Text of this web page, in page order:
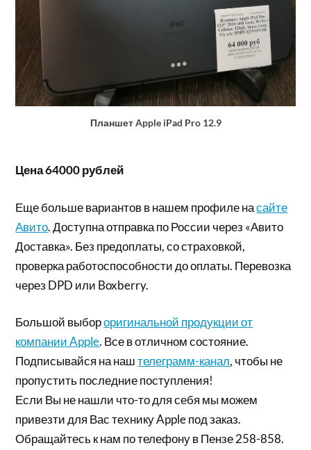
Планшет Apple iPad Pro 12.9
Цена 64000 рублей
Еще больше вариантов в нашем профиле насайте
Авито. Доступна отправка по России через «Авито
Доставка». Без предоплаты, со страховкой,
проверка работоспособности до оплаты. Перевозка
через DPD или Boxberry.
Большой выбороригинальной продукции от
компании Apple. Все в отличном состояние.
Подписывайся на наштелеграмм-канал, чтобы не
пропустить последние поступления!
Если Вы не нашли что-то для себя мы можем
привезти для Вас технику Apple под заказ.
Обращайтесь к нам по телефону в Пензе 258-858.